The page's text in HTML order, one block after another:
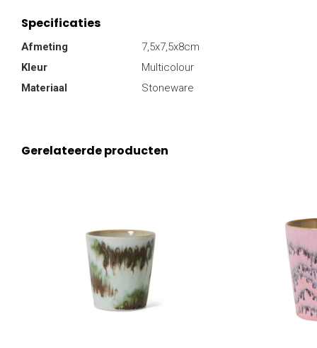
Specificaties
Afmeting
7,5x7,5x8cm
Kleur
Multicolour
Materiaal
Stoneware
Gerelateerde producten